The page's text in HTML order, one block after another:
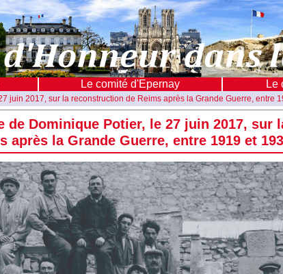
Le comité d'Epernay Le
juin 2017, sur la reconstruction de Reims après la Grande Guerre, entre
de Dominique Potier, le 27 juin 2017, sur
après la Grande Guerre, entre 1919 et